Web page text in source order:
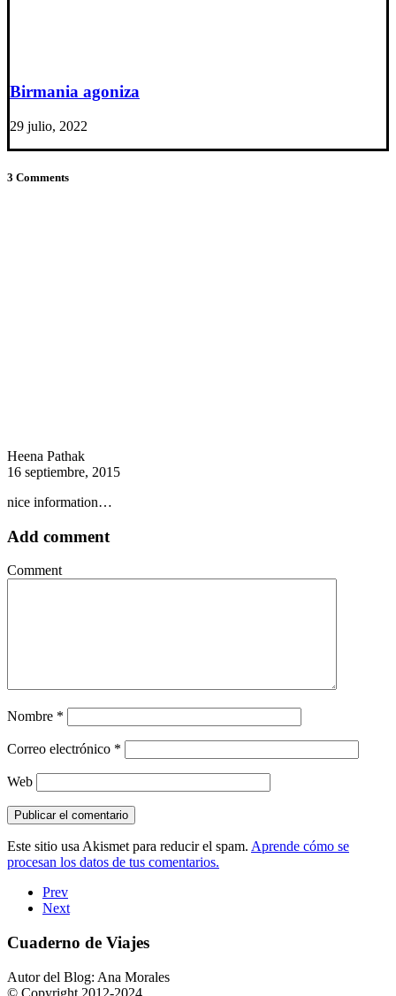
Birmania agoniza
29 julio, 2022
3 Comments
Heena Pathak
16 septiembre, 2015
nice information…
Add comment
Comment
Nombre *
Correo electrónico *
Web
Este sitio usa Akismet para reducir el spam. Aprende cómo se
procesan los datos de tus comentarios.
Prev
Next
Cuaderno de Viajes
Autor del Blog: Ana Morales
© Copyright 2012-2024